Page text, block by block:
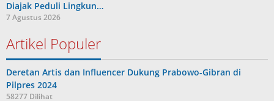
Diajak Peduli Lingkun…
7 Agustus 2026
Artikel Populer
Deretan Artis dan Influencer Dukung Prabowo-Gibran di
Pilpres 2024
58277 Dilihat